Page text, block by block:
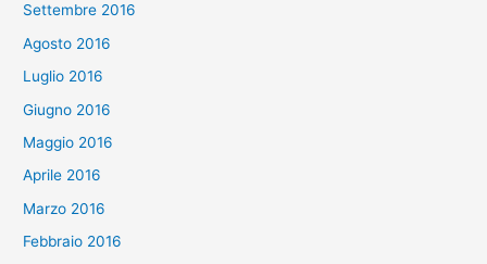
Settembre 2016
Agosto 2016
Luglio 2016
Giugno 2016
Maggio 2016
Aprile 2016
Marzo 2016
Febbraio 2016